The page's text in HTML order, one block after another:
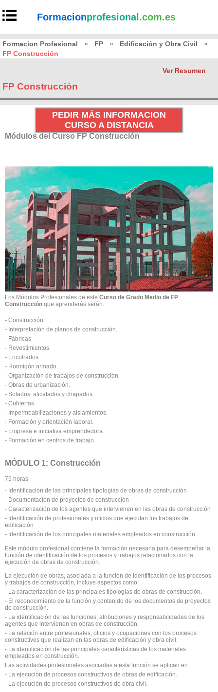
Formacionprofesional .com.es
Formacion Profesional » FP » Edificación y Obra Civil
»
FP Construcción
Ver Resumen
FP Construcción
PEDIR MÁS INFORMACION
CURSO A DISTANCIA
Módulos del Curso FP Construcción
Los Módulos Profesionales de este Curso de Grado Medio de FP
Construcción que aprenderás serán:
- Construcción.
- Interpretación de planos de construcción.
- Fábricas.
- Revestimientos.
- Encofrados.
- Hormigón armado.
- Organización de trabajos de construcción.
- Obras de urbanización.
- Solados, alicatados y chapados.
- Cubiertas.
- Impermeabilizaciones y aislamientos.
- Formación y orientación laboral.
- Empresa e iniciativa emprendedora.
- Formación en centros de trabajo.
MÓDULO 1: Construcción
75 horas
- Identificación de las principales tipologías de obras de construcción
- Documentación de proyectos de construcción
- Caracterización de los agentes que intervienen en las obras de construcción
- Identificación de profesionales y oficios que ejecutan los trabajos de
edificación
- Identificación de los principales materiales empleados en construcción
Este módulo profesional contiene la formación necesaria para desempeñar la
función de identificación de los procesos y trabajos relacionados con la
ejecución de obras de construcción.
La ejecución de obras, asociada a la función de identificación de los procesos
y trabajos de construcción, incluye aspectos como:
- La caracterización de las principales tipologías de obras de construcción.
- El reconocimiento de la función y contenido de los documentos de proyectos
de construcción.
- La identificación de las funciones, atribuciones y responsabilidades de los
agentes que intervienen en obras de construcción.
- La relación entre profesionales, oficios y ocupaciones con los procesos
constructivos que realizan en las obras de edificación y obra civil.
- La identificación de las principales características de los materiales
empleados en construcción.
Las actividades profesionales asociadas a esta función se aplican en:
- La ejecución de procesos constructivos de obras de edificación.
- La ejecución de procesos constructivos de obra civil.